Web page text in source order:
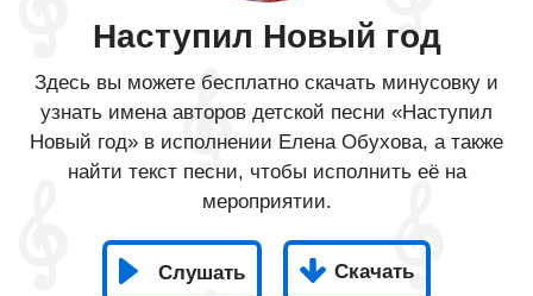
Наступил Новый год
Здесь вы можете бесплатно скачать минусовку и
узнать имена авторов детской песни «Наступил
Новый год» в исполнении Елена Обухова, а также
найти текст песни, чтобы исполнить её на
мероприятии.
Слушать Скачать